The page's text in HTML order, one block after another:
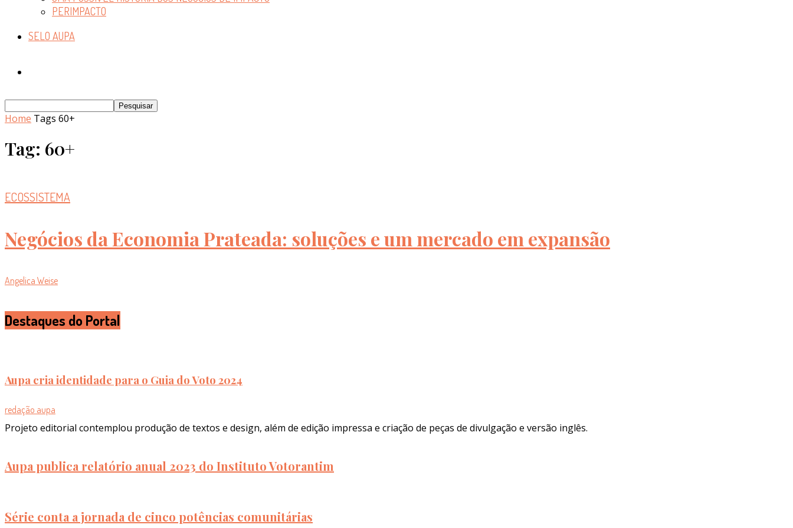
PERIMPACTO
SELO AUPA
Home Tags 60+
Tag: 60+
ECOSSISTEMA
Negócios da Economia Prateada: soluções e um mercado em expansão
Angelica Weise
Destaques do Portal
Aupa cria identidade para o Guia do Voto 2024
redação aupa
Projeto editorial contemplou produção de textos e design, além de edição impressa e criação de peças de divulgação e versão inglês.
Aupa publica relatório anual 2023 do Instituto Votorantim
Série conta a jornada de cinco potências comunitárias